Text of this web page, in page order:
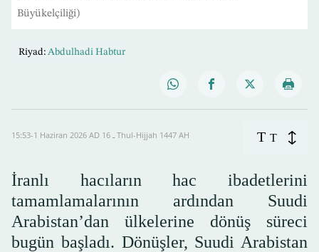
Büyükelçiliği)
Riyad: Abdulhadi Habtur
15:53-1 Haziran 2026 AD ـ 16 Thul-Hijjah 1447 AH T T
İranlı hacıların hac ibadetlerini
tamamlamalarının ardından Suudi
Arabistan’dan ülkelerine dönüş süreci
bugün başladı. Dönüşler, Suudi Arabistan